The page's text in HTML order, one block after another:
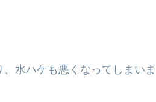
水ハケも悪くなってしまいま